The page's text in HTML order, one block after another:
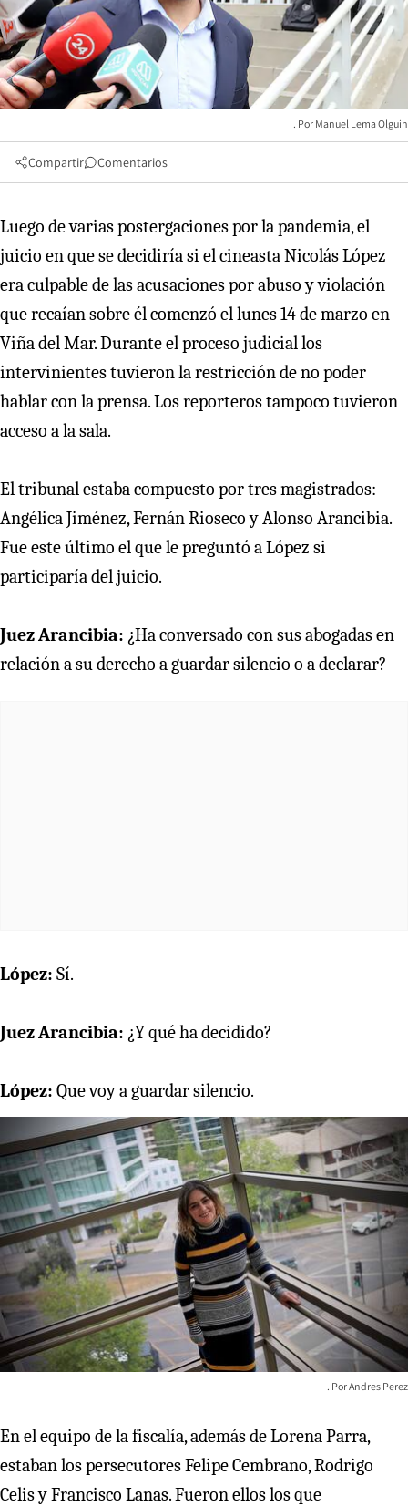
Manuel Lema Olguin
Compartir Comentarios
Luego de varias postergaciones por la pandemia, el
juicio en que se decidiría si el cineasta Nicolás López
era culpable de las acusaciones por abuso y violación
que recaían sobre él comenzó el lunes 14 de marzo en
Viña del Mar. Durante el proceso judicial los
intervinientes tuvieron la restricción de no poder
hablar con la prensa. Los reporteros tampoco tuvieron
acceso a la sala.
El tribunal estaba compuesto por tres magistrados:
Angélica Jiménez, Fernán Rioseco y Alonso Arancibia.
Fue este último el que le preguntó a López si
participaría del juicio.
Juez Arancibia: ¿Ha conversado con sus abogadas en
relación a su derecho a guardar silencio o a declarar?
López: Sí.
Juez Arancibia: ¿Y qué ha decidido?
López: Que voy a guardar silencio.
Andres Perez
En el equipo de la fiscalía, además de Lorena Parra,
estaban los persecutores Felipe Cembrano, Rodrigo
Celis y Francisco Lanas. Fueron ellos los que